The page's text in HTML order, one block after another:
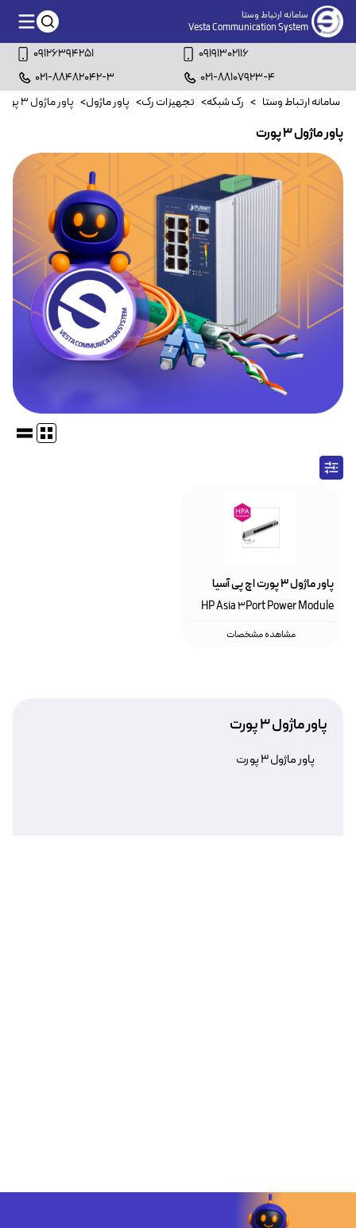
سامانه ارتباط وستا
Vesta Communication System
09126394251
09191302116
021-88482042-3
021-88107923-4
سامانه ارتباط وستا > رک شبکه> تجهیزات رک> پاور ماژول> پاور ماژول ۳ پورت
پاور ماژول ۳ پورت
پاور ماژول ۳ پورت اچ پی آسیا
HP Asia 3Port Power Module
مشاهده مشخصات
پاور ماژول ۳ پورت
پاور ماژول ۳ پورت